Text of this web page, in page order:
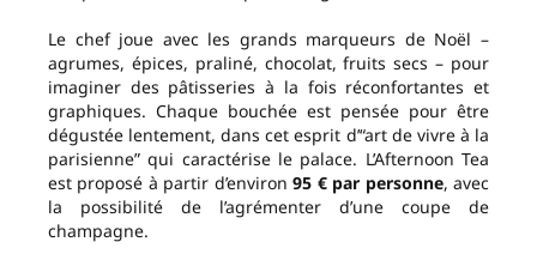
Le chef joue avec les grands marqueurs de Noël –
agrumes, épices, praliné, chocolat, fruits secs – pour
imaginer des pâtisseries à la fois réconfortantes et
graphiques. Chaque bouchée est pensée pour être
dégustée lentement, dans cet esprit d’“art de vivre à la
parisienne” qui caractérise le palace. L’Afternoon Tea
est proposé à partir d’environ95 € par personne, avec
la possibilité de l’agrémenter d’une coupe de
champagne.